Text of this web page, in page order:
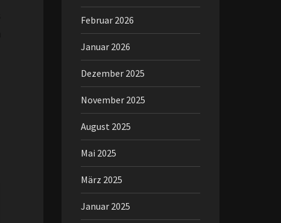
Februar 2026
Januar 2026
Dezember 2025
November 2025
August 2025
Mai 2025
März 2025
Januar 2025